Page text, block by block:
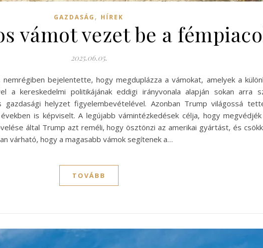
GAZDASÁG , HÍREK
vámot vezet be a
2025.06.05.
bejelentette, hogy megduplázza a vámokat, amelyek a
a kereskedelmi politikájának eddigi irányvonala alapján sokan arra
gazdasági helyzet figyelembevételével. Azonban Trump világossá
is képviselt. A legújabb vámintézkedések célja, hogy
által Trump azt reméli, hogy ösztönzi az amerikai gyártást, és
várható, hogy a magasabb vámok segítenek a…
TOVÁBB